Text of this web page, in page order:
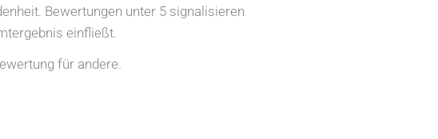
Bewertungen unter 5 signalisieren
einfließt.
für andere.